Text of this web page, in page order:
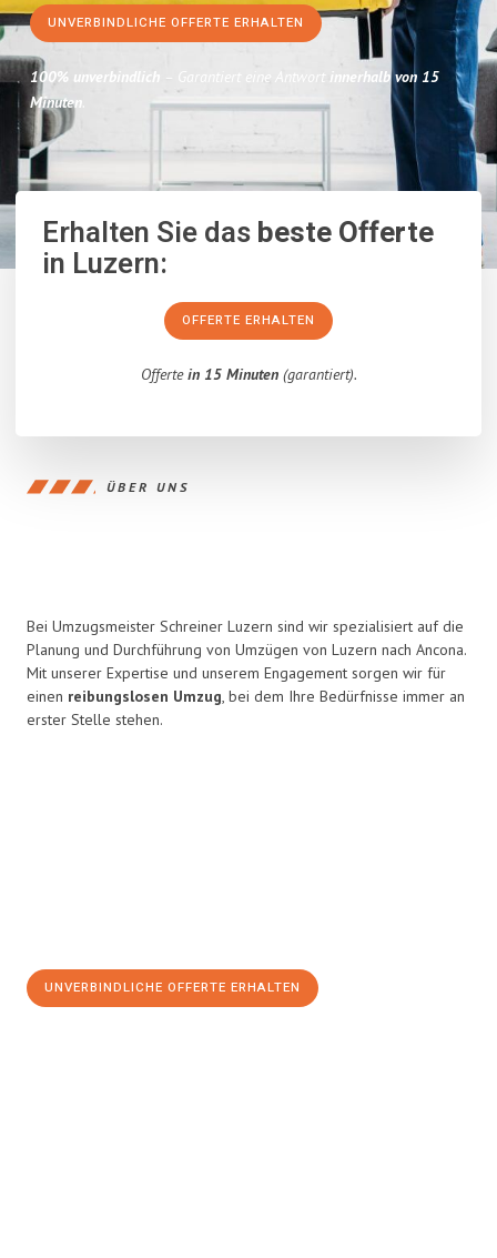
UNVERBINDLICHE OFFERTE ERHALTEN
100% unverbindlich – Garantiert eine Antwort innerhalb von 15
Minuten.
Erhalten Sie dasbeste Offerte
in Luzern:
OFFERTE ERHALTEN
Offertein 15 Minuten(garantiert).
ÜBER UNS
Bei Umzugsmeister Schreiner Luzern sind wir spezialisiert auf die
Planung und Durchführung von Umzügen von Luzern nach Ancona.
Mit unserer Expertise und unserem Engagement sorgen wir für
einen reibungslosen Umzug, bei dem Ihre Bedürfnisse immer an
erster Stelle stehen.
UNVERBINDLICHE OFFERTE ERHALTEN